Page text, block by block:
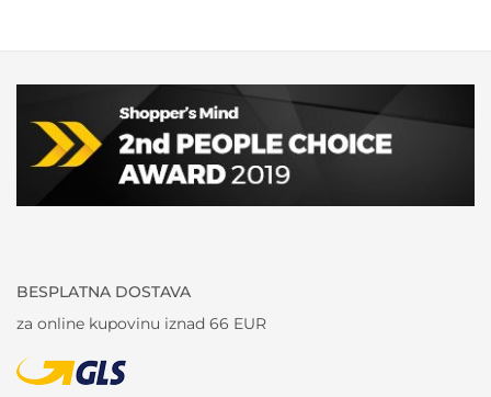
BESPLATNA DOSTAVA
za online kupovinu iznad 66 EUR